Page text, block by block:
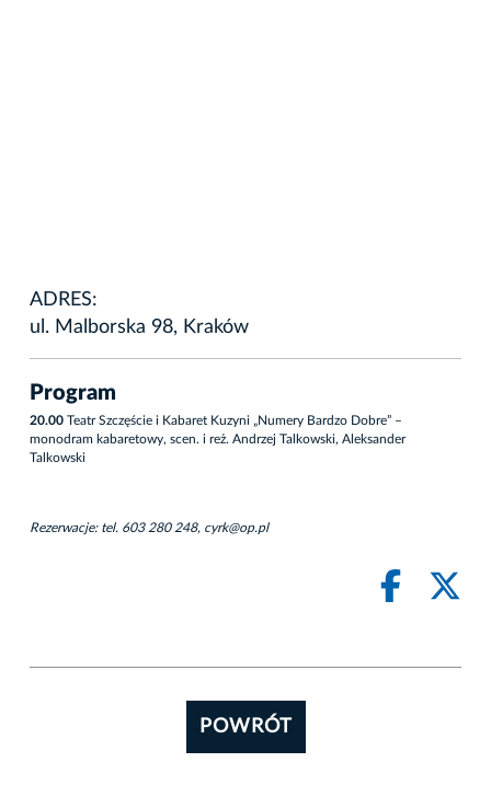
ADRES:
ul. Malborska 98, Kraków
Program
20.00 Teatr Szczęście i Kabaret Kuzyni „Numery Bardzo Dobre” –
monodram kabaretowy, scen. i reż. Andrzej Talkowski, Aleksander
Talkowski
Rezerwacje: tel. 603 280 248, cyrk@op.pl
POWRÓT